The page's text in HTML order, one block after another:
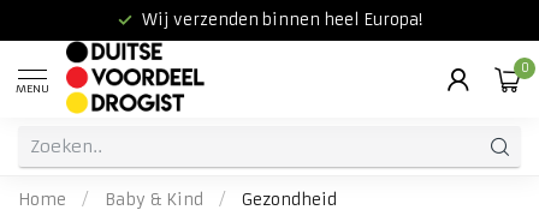
Wij verzenden binnen heel Europa!
MENU
0
Home / Baby & Kind / Gezondheid